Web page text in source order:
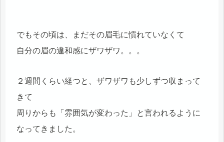
でもその頃は、まだその眉毛に慣れていなくて
自分の眉の違和感にザワザワ。。。
２週間くらい経つと、ザワザワも少しずつ収まって
きて
周りからも「雰囲気が変わった」と言われるように
なってきました。